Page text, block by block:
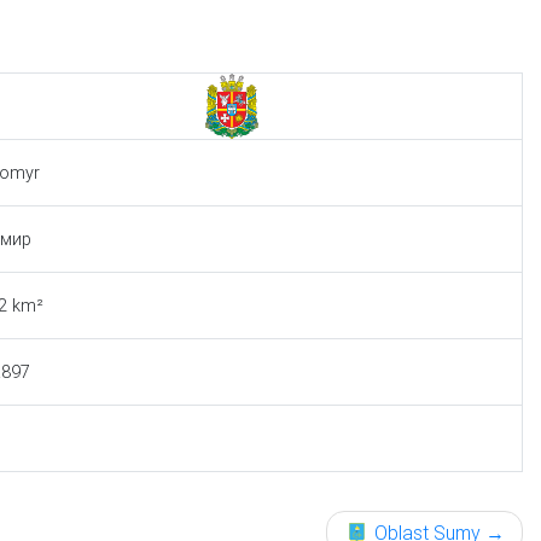
km²
Oblast Sumy →